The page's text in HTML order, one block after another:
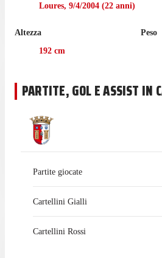
Loures, 9/4/2004 (22 anni)
Altezza
192 cm
Peso
PARTITE, GOL E ASSIST IN
Partite giocate
Cartellini Gialli
Cartellini Rossi